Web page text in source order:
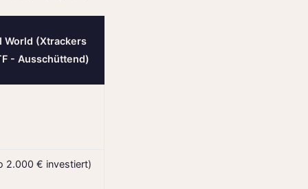
World (Xtrackers
- Ausschüttend)
2.000 € investiert)